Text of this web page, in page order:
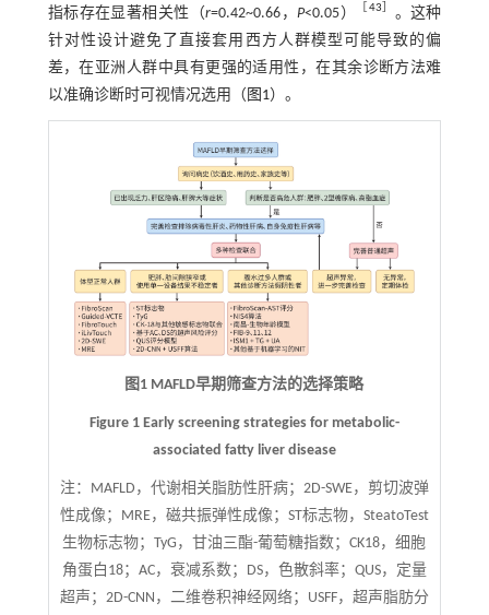
指标存在显著相关性（r=0.42~0.66，P<0.05） ［43］ 。这种
针对性设计避免了直接套用西方人群模型可能导致的偏
差，在亚洲人群中具有更强的适用性，在其余诊断方法难
以准确诊断时可视情况选用（ 图1）。
图1 MAFLD早期筛查方法的选择策略
Figure 1 Early screening strategies for metabolic-
associated fatty liver disease
注：
MAFLD，代谢相关脂肪性肝病；2D-SWE，剪切波弹
性成像；MRE，磁共振弹性成像；ST标志物，SteatoTest
生物标志物；TyG，甘油三酯-葡萄糖指数；CK18，细胞
角蛋白18；AC，衰减系数；DS，色散斜率；QUS，定量
超声；2D-CNN，二维卷积神经网络；USFF，超声脂肪分